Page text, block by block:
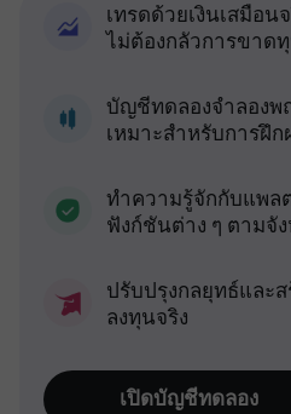
เทรดด้วยเงินเสมือน
ไม่ต้องกลัวการขาด
บัญชีทดลองจำลองพ
เหมาะสำหรับการฝึก
ทำความรู้จักกับแพล
ฟังก์ชันต่าง ๆ ตามจั
ปรับปรุงกลยุทธ์และ
ลงทุนจริง
เปิดบัญชีทดลอง